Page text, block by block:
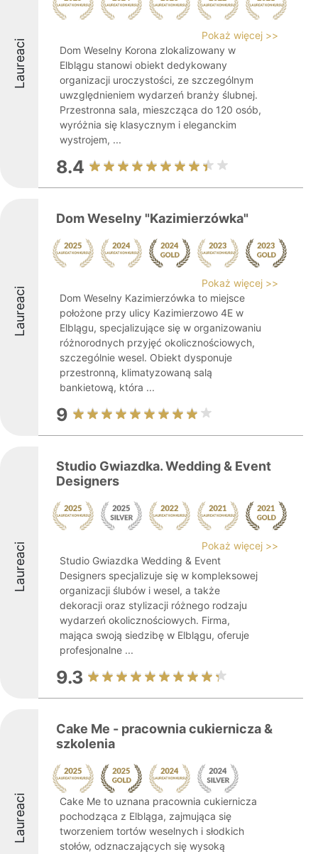
Laureaci
Pokaż więcej >>
Dom Weselny Korona zlokalizowany w
Elblągu stanowi obiekt dedykowany
organizacji uroczystości, ze szczególnym
uwzględnieniem wydarzeń branży ślubnej.
Przestronna sala, mieszcząca do 120 osób,
wyróżnia się klasycznym i eleganckim
wystrojem, ...
8.4
Laureaci
Dom Weselny "Kazimierzówka"
Pokaż więcej >>
Dom Weselny Kazimierzówka to miejsce
położone przy ulicy Kazimierzowo 4E w
Elblągu, specjalizujące się w organizowaniu
różnorodnych przyjęć okolicznościowych,
szczególnie wesel. Obiekt dysponuje
przestronną, klimatyzowaną salą
bankietową, która ...
9
Laureaci
Studio Gwiazdka. Wedding & Event
Designers
Pokaż więcej >>
Studio Gwiazdka Wedding & Event
Designers specjalizuje się w kompleksowej
organizacji ślubów i wesel, a także
dekoracji oraz stylizacji różnego rodzaju
wydarzeń okolicznościowych. Firma,
mająca swoją siedzibę w Elblągu, oferuje
profesjonalne ...
9.3
Laureaci
Cake Me - pracownia cukiernicza &
szkolenia
Cake Me to uznana pracownia cukiernicza
pochodząca z Elbląga, zajmująca się
tworzeniem tortów weselnych i słodkich
stołów, odznaczających się wysoką